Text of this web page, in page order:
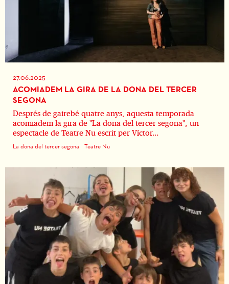
27.06.2025
ACOMIADEM LA GIRA DE LA DONA DEL TERCER
SEGONA
Després de gairebé quatre anys, aquesta temporada
acomiadem la gira de "La dona del tercer segona", un
espectacle de Teatre Nu escrit per Víctor...
La dona del tercer segona Teatre Nu